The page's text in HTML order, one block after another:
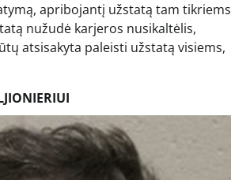
apribojantį užstatą tam tikriems
nužudė karjeros nusikaltėlis,
atsisakyta paleisti užstatą visiems,